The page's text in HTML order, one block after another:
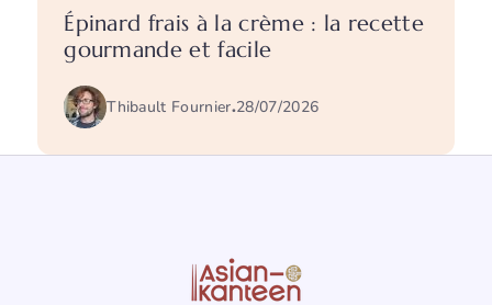
Épinard frais à la crème : la recette
gourmande et facile
Thibault Fournier.28/07/2026